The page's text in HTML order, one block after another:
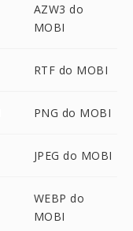
AZW3 do
MOBI
RTF do MOBI
PNG do MOBI
JPEG do MOBI
WEBP do
MOBI